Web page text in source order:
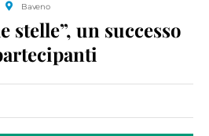
Baveno
stelle”, un successo